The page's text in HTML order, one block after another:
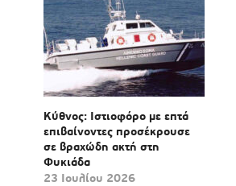
Κύθνος: Ιστιοφόρο με επτά
επιβαίνοντες προσέκρουσε
σε βραχώδη ακτή στη
Φυκιάδα
23 Ιουλίου 2026